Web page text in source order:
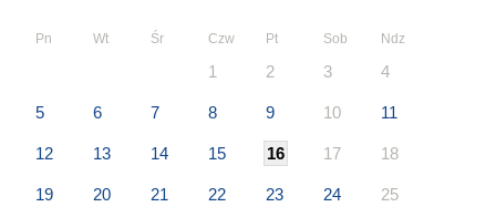
Pn Wt Śr Czw Pt Sob Ndz
1 2 3 4
5 6 7 8 9 10 11
12 13 14 15 16 17 18
19 20 21 22 23 24 25